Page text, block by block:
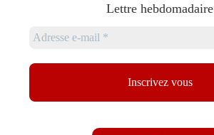
Lettre hebdomadaire